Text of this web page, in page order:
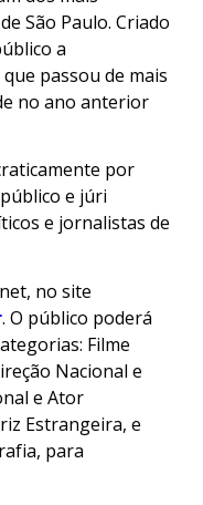
São Paulo. Criado
a
passou de mais
no ano anterior
por
e júri
e jornalistas de
no site
. O público poderá
Filme
Nacional e
e Ator
Estrangeira, e
para